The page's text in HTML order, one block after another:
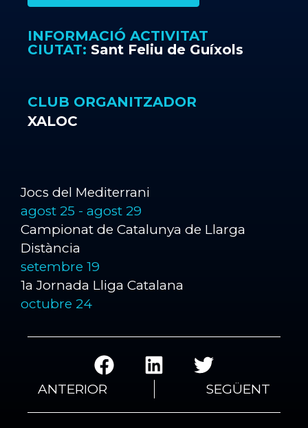
INFORMACIÓ ACTIVITAT
CIUTAT: Sant Feliu de Guíxols
CLUB ORGANITZADOR
XALOC
Jocs del Mediterrani
agost 25 - agost 29
Campionat de Catalunya de Llarga
Distància
setembre 19
1a Jornada Lliga Catalana
octubre 24
ANTERIOR SEGÜENT